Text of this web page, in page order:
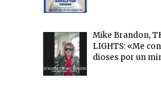
Mike Brandon,
LIGHTS: «Me
dioses por un